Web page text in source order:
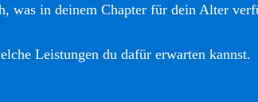
was in deinem Chapter für dein Alter
Leistungen du dafür erwarten kannst.